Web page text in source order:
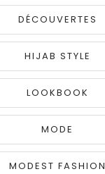
DÉCOUVERTES
HIJAB STYLE
LOOKBOOK
MODE
MODEST FASHION